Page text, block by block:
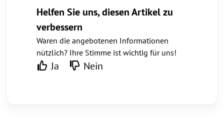
Helfen Sie uns, diesen Artikel zu
verbessern
Waren die angebotenen Informationen
nützlich? Ihre Stimme ist wichtig für uns!
Ja Nein